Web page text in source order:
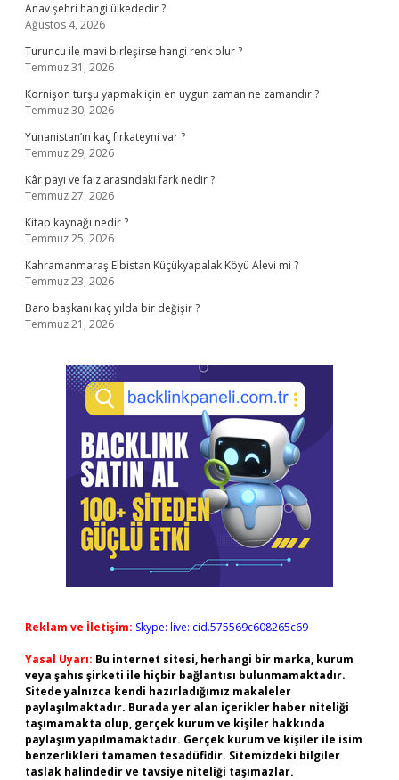
Anav şehri hangi ülkededir ?
Ağustos 4, 2026
Turuncu ile mavi birleşirse hangi renk olur ?
Temmuz 31, 2026
Kornişon turşu yapmak için en uygun zaman ne zamandır ?
Temmuz 30, 2026
Yunanistan’ın kaç fırkateyni var ?
Temmuz 29, 2026
Kâr payı ve faiz arasındaki fark nedir ?
Temmuz 27, 2026
Kitap kaynağı nedir ?
Temmuz 25, 2026
Kahramanmaraş Elbistan Küçükyapalak Köyü Alevi mi ?
Temmuz 23, 2026
Baro başkanı kaç yılda bir değişir ?
Temmuz 21, 2026
Reklam ve İletişim: Skype: live:.cid.575569c608265c69
Yasal Uyarı: Bu internet sitesi, herhangi bir marka, kurum
veya şahıs şirketi ile hiçbir bağlantısı bulunmamaktadır.
Sitede yalnızca kendi hazırladığımız makaleler
paylaşılmaktadır. Burada yer alan içerikler haber niteliği
taşımamakta olup, gerçek kurum ve kişiler hakkında
paylaşım yapılmamaktadır. Gerçek kurum ve kişiler ile isim
benzerlikleri tamamen tesadüfidir. Sitemizdeki bilgiler
taslak halindedir ve tavsiye niteliği taşımazlar.